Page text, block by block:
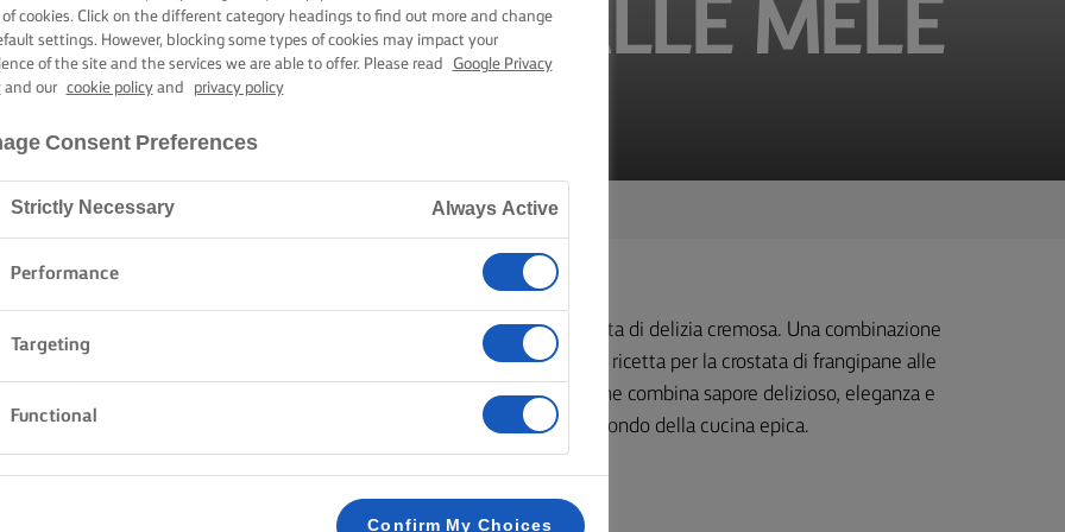
FRANGIPANE ALLE MELE
Home
Un capolavoro creato con semplici fette di mela. Una pennellata di delizia cremosa. Una combinazione
di mele dolci e tenere e un ricco ripieno alle mandorle. Questa ricetta per la crostata di frangipane alle
mele ti consentirà di creare un vero capolavoro fatto in casa, che combina sapore delizioso, eleganza e
comfort. Quindi, prendi il grembiule e preparati a entrare nel mondo della cucina epica.
cookies. Click on the different category headings to find out more and change
settings. However, blocking some types of cookies may impact your
of the site and the services we are able to offer. Please read
Google Privacy
and our cookie policyand privacy policy
Consent Preferences
Strictly Necessary Always Active
Performance
Targeting
Functional
Confirm My Choices